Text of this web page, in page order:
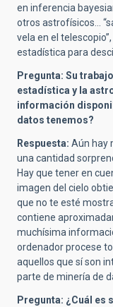
en inferencia
otros astrofísicos...
vela en el
estadística para
Pregunta: Su
estadística y la
información
datos tenemos?
Respuesta: Aún hay
una cantidad
Hay que tener en
imagen del cielo
que no te esté
contiene
muchísima
ordenador procese
aquellos que sí son
parte de minería de
Pregunta: ¿Cuál es